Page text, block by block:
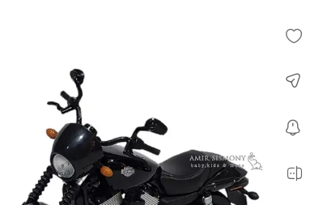
شانه برس کودک
پواربینی
مسواک و خمیر دندان کودک
تب سنج نوزاد و کودک
رابط و پد سینه
لوازم حمام نوزاد
لوازم اتاق نوزاد و کودک
اسباب بازی دخترانه و پسرانه